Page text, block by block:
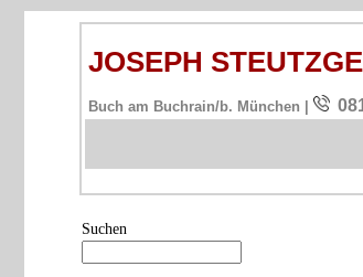
JOSEPH
Buch am Buchrain/b. München |
Suchen